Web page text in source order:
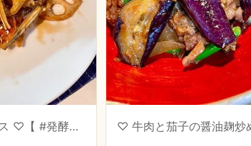
♡ 根菜の甘辛チップス ♡【 #発酵調味 #醤油 #黒酢 】